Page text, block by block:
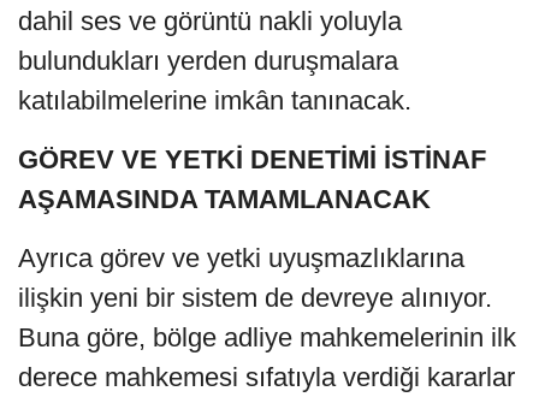
dahil ses ve görüntü nakli yoluyla
bulundukları yerden duruşmalara
katılabilmelerine imkân tanınacak.
GÖREV VE YETKİ DENETİMİ İSTİNAF
AŞAMASINDA TAMAMLANACAK
Ayrıca görev ve yetki uyuşmazlıklarına
ilişkin yeni bir sistem de devreye alınıyor.
Buna göre, bölge adliye mahkemelerinin ilk
derece mahkemesi sıfatıyla verdiği kararlar